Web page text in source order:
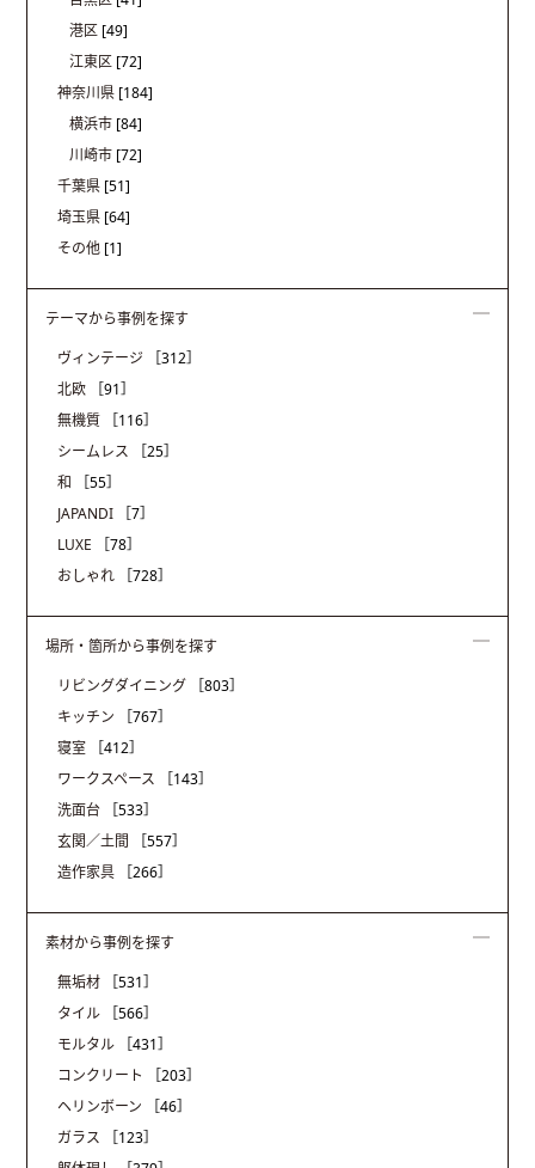
港区 [49]
江東区 [72]
神奈川県 [184]
横浜市 [84]
川崎市 [72]
千葉県 [51]
埼玉県 [64]
その他 [1]
テーマから事例を探す
ヴィンテージ
［312］
北欧
［91］
無機質
［116］
シームレス
［25］
和
［55］
JAPANDI
［7］
LUXE
［78］
おしゃれ
［728］
場所・箇所から事例を探す
リビングダイニング
［803］
キッチン
［767］
寝室
［412］
ワークスペース
［143］
洗面台
［533］
玄関／土間
［557］
造作家具
［266］
素材から事例を探す
無垢材
［531］
タイル
［566］
モルタル
［431］
コンクリート
［203］
ヘリンボーン
［46］
ガラス
［123］